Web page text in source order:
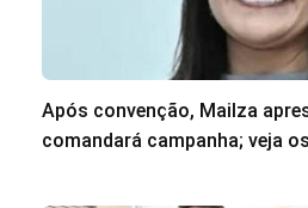
Após convenção, Mailza
comandará campanha; veja